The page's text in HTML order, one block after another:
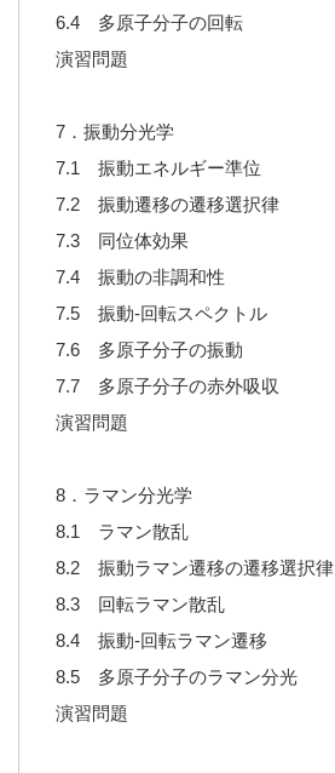
6.4 多原子分子の回転
演習問題
7．振動分光学
7.1 振動エネルギー準位
7.2 振動遷移の遷移選択律
7.3 同位体効果
7.4 振動の非調和性
7.5 振動-回転スペクトル
7.6 多原子分子の振動
7.7 多原子分子の赤外吸収
演習問題
8．ラマン分光学
8.1 ラマン散乱
8.2 振動ラマン遷移の遷移選択律
8.3 回転ラマン散乱
8.4 振動-回転ラマン遷移
8.5 多原子分子のラマン分光
演習問題